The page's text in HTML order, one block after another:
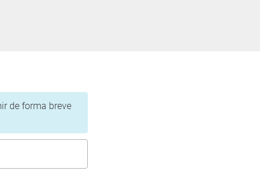
de forma breve